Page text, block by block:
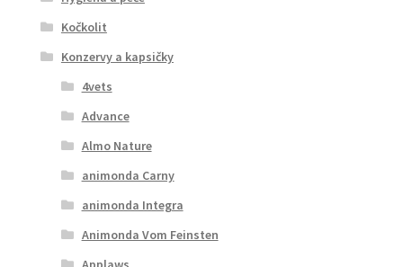
Kočkolit
Konzervy a kapsičky
4vets
Advance
Almo Nature
animonda Carny
animonda Integra
Animonda Vom Feinsten